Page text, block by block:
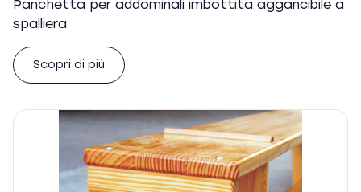
Panchetta per addominali imbottita aggancibile a
spalliera
Scopri di più